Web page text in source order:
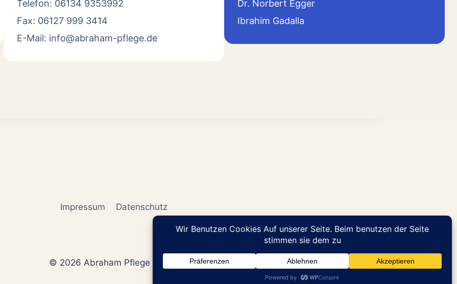
Telefon: 06134 9353992
Fax: 06127 999 3414
E-Mail: info@abraham-pflege.de
Dr. Norbert Egger
Ibrahim Gadalla
Impressum Datenschutz
© 2026 Abraham Pflege GmbH